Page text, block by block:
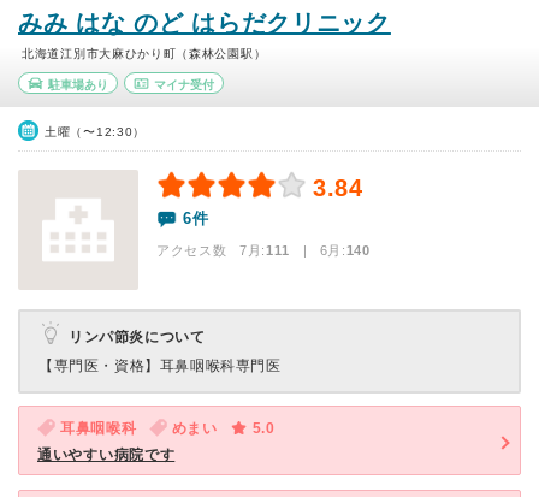
みみ はな のど はらだクリニック
北海道江別市大麻ひかり町（森林公園駅）
駐車場あり マイナ受付
土曜（〜12:30）
3.84
6件
アクセス数 7月:111 | 6月:140
リンパ節炎について
【専門医・資格】 耳鼻咽喉科専門医
耳鼻咽喉科 めまい
5.0
通いやすい病院です